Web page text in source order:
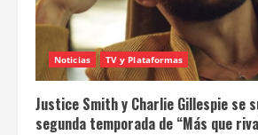
Noticias TV y Plataformas
Justice Smith y Charlie Gillespie se
segunda temporada de “Más que